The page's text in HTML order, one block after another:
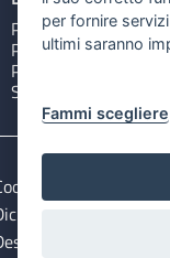
Portale Istituzionale
PO FESR Puglia
PSR Puglia 2014-2020
Sistema Puglia
e privacy
di
ficheros de
per fornire
ultimi saranno
Fammi scegliere